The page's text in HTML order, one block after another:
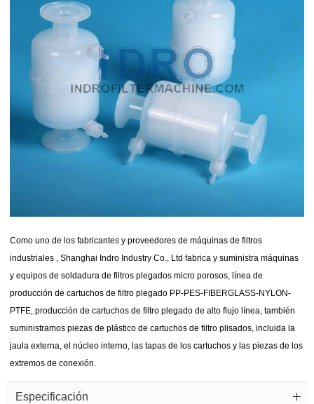
Como uno de los fabricantes y proveedores de máquinas de filtros
industriales , Shanghai Indro Industry Co., Ltd fabrica y suministra máquinas
y equipos de soldadura de filtros plegados micro porosos, línea de
producción de cartuchos de filtro plegado PP-PES-FIBERGLASS-NYLON-
PTFE, producción de cartuchos de filtro plegado de alto flujo línea, también
suministramos piezas de plástico de cartuchos de filtro plisados, incluida la
jaula externa, el núcleo interno, las tapas de los cartuchos y las piezas de los
extremos de conexión.
Especificación